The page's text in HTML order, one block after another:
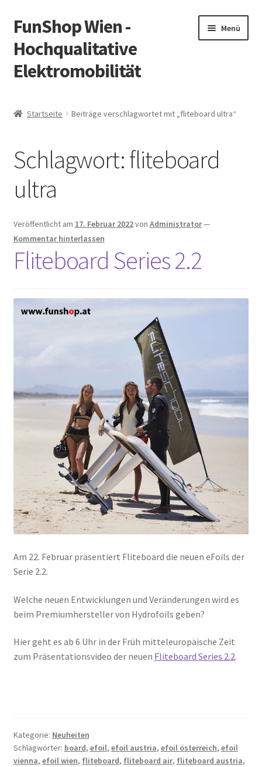
Zur
Navigation
springen
Zum
Inhalt
springen
FunShop Wien -
Hochqualitative
Elektromobilität
Menü
öffnen
Vorsicht Internetbetrug
Über FunShop
Impressum
Zum Onlineshop in der Web Version
Startseite Beiträge verschlagwortet mit „fliteboard ultra“
Schlagwort:fliteboard
ultra
Veröffentlicht am 17. Februar 2022von Administrator—
Kommentar hinterlassen
Fliteboard Series 2.2
Am 22. Februar präsentiert Fliteboard die neuen eFoils der
Serie 2.2.
Welche neuen Entwicklungen und Veränderungen wird es
beim Premiumhersteller von Hydrofoils geben?
Hier geht es ab 6 Uhr in der Früh mitteleuropäische Zeit
zum Präsentationsvideo der neuen Fliteboard Series 2.2.
Kategorie: Neuheiten
Schlagwörter: board, efoil, efoil austria, efoil österreich, efoil
vienna, efoil wien, fliteboard, fliteboard air, fliteboard austria,